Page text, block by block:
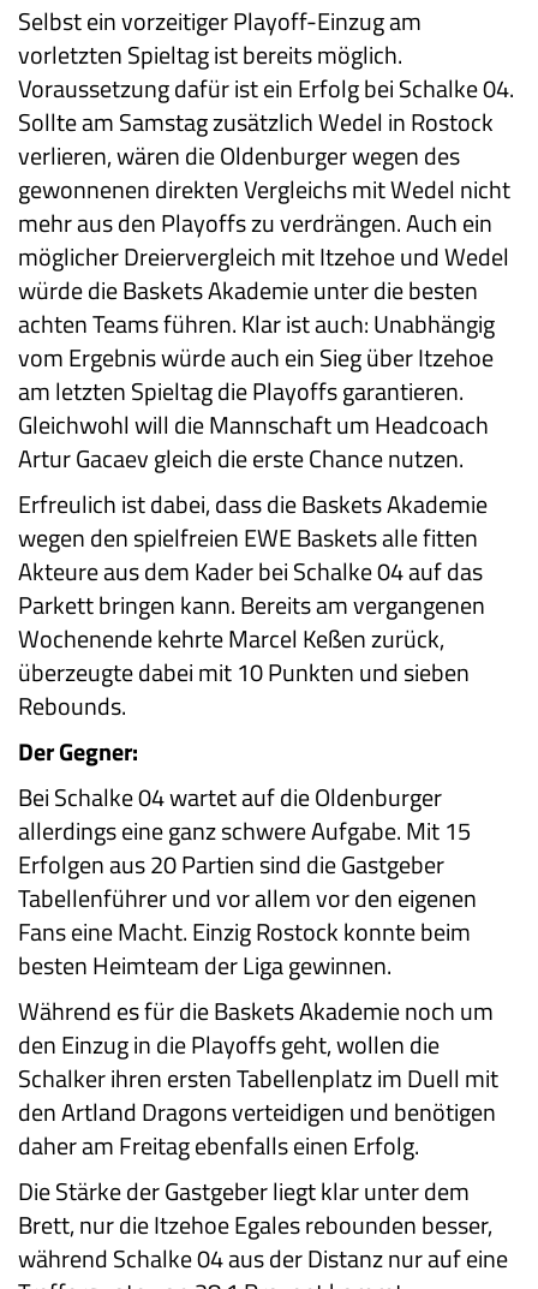
Selbst ein vorzeitiger Playoff-Einzug am
vorletzten Spieltag ist bereits möglich.
Voraussetzung dafür ist ein Erfolg bei Schalke 04.
Sollte am Samstag zusätzlich Wedel in Rostock
verlieren, wären die Oldenburger wegen des
gewonnenen direkten Vergleichs mit Wedel nicht
mehr aus den Playoffs zu verdrängen. Auch ein
möglicher Dreiervergleich mit Itzehoe und Wedel
würde die Baskets Akademie unter die besten
achten Teams führen. Klar ist auch: Unabhängig
vom Ergebnis würde auch ein Sieg über Itzehoe
am letzten Spieltag die Playoffs garantieren.
Gleichwohl will die Mannschaft um Headcoach
Artur Gacaev gleich die erste Chance nutzen.
Erfreulich ist dabei, dass die Baskets Akademie
wegen den spielfreien EWE Baskets alle fitten
Akteure aus dem Kader bei Schalke 04 auf das
Parkett bringen kann. Bereits am vergangenen
Wochenende kehrte Marcel Keßen zurück,
überzeugte dabei mit 10 Punkten und sieben
Rebounds.
Der Gegner:
Bei Schalke 04 wartet auf die Oldenburger
allerdings eine ganz schwere Aufgabe. Mit 15
Erfolgen aus 20 Partien sind die Gastgeber
Tabellenführer und vor allem vor den eigenen
Fans eine Macht. Einzig Rostock konnte beim
besten Heimteam der Liga gewinnen.
Während es für die Baskets Akademie noch um
den Einzug in die Playoffs geht, wollen die
Schalker ihren ersten Tabellenplatz im Duell mit
den Artland Dragons verteidigen und benötigen
daher am Freitag ebenfalls einen Erfolg.
Die Stärke der Gastgeber liegt klar unter dem
Brett, nur die Itzehoe Egales rebounden besser,
während Schalke 04 aus der Distanz nur auf eine